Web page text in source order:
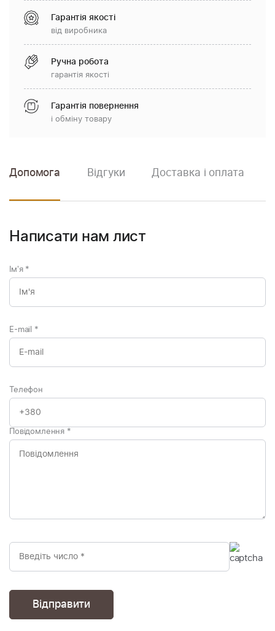
Гарантія якості
від виробника
Ручна робота
гарантія якості
Гарантія повернення
і обміну товару
Допомога Відгуки Доставка і оплата
Написати нам лист
Ім'я *
E-mail *
Телефон
Повідомлення *